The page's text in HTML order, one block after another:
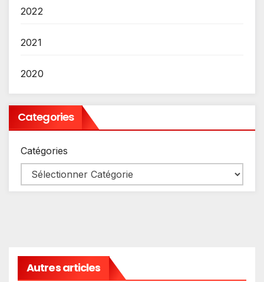
2022
2021
2020
Categories
Catégories
Autres articles